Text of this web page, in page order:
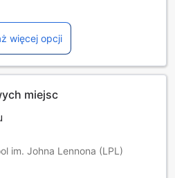
więcej opcji
miejsc
im. Johna Lennona (LPL)